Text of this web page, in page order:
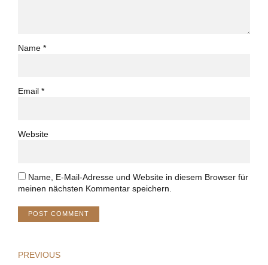
Name *
Email *
Website
Name, E-Mail-Adresse und Website in diesem Browser für
meinen nächsten Kommentar speichern.
POST COMMENT
PREVIOUS